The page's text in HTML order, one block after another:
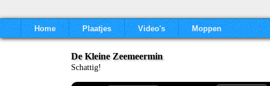
Home Plaatjes Video's Moppen
De Kleine Zeemeermin
Schattig!